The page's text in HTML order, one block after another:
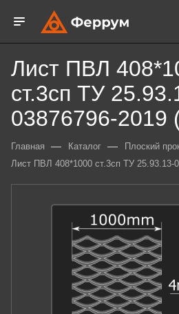
Лист ПВЛ
ст.3сп ТУ
03876796-2019
Главная — Каталог — Плоский
Лист ПВЛ 408*1000 ст.3сп ТУ 25.93.13-